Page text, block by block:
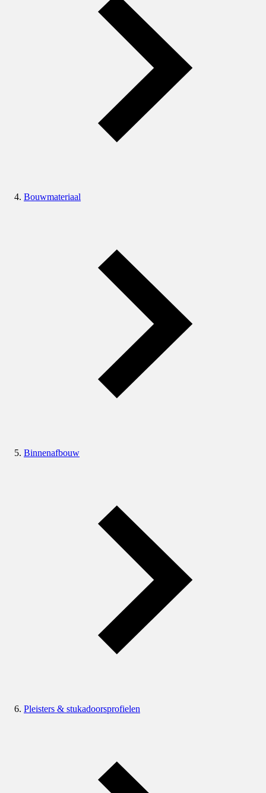
Bouwmateriaal
Binnenafbouw
Pleisters & stukadoorsprofielen